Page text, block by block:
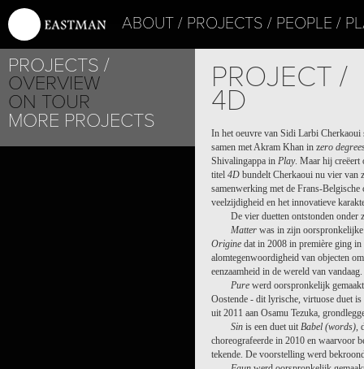
ABOUT PROJECTS PEOPLE
PROJECTS
OVERVIEW
ON TOUR
MORE PROJECTS
PROJECT /
4D
In het oeuvre van Sidi Larbi Cherkaoui
samen met Akram Khan in zero
Shivalingappa in Play. Maar hij creëert
titel 4D bundelt Cherkaoui nu vier van
samenwerking met de Frans-
veelzijdigheid en het innovatieve
De vier duetten ontstonden onder
Matter was in zijn
Origine dat in 2008 in première ging in
alomtegenwoordigheid van objecten
eenzaamheid in de wereld van vandaag.
Pure werd oorspronkelijk
Oostende - dit lyrische, virtuose duet
uit 2011 aan Osamu Tezuka,
Sin is een duet uit Babel (words),
choreografeerde in 2010 en waarvoor
tekende. De voorstelling werd